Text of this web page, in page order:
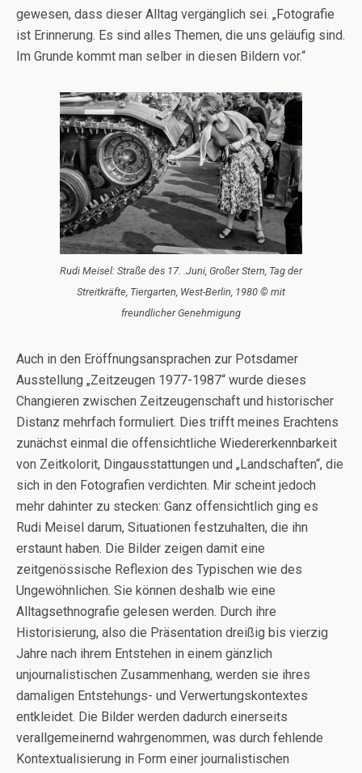
gewesen, dass dieser Alltag vergänglich sei. „Fotografie
ist Erinnerung. Es sind alles Themen, die uns geläufig sind.
Im Grunde kommt man selber in diesen Bildern vor.“
Rudi Meisel: Straße des 17. .Juni, Großer Stern, Tag der
Streitkräfte, Tiergarten, West-Berlin, 1980 © mit
freundlicher Genehmigung
Auch in den Eröffnungsansprachen zur Potsdamer
Ausstellung „Zeitzeugen 1977-1987“ wurde dieses
Changieren zwischen Zeitzeugenschaft und historischer
Distanz mehrfach formuliert. Dies trifft meines Erachtens
zunächst einmal die offensichtliche Wiedererkennbarkeit
von Zeitkolorit, Dingausstattungen und „Landschaften“, die
sich in den Fotografien verdichten. Mir scheint jedoch
mehr dahinter zu stecken: Ganz offensichtlich ging es
Rudi Meisel darum, Situationen festzuhalten, die ihn
erstaunt haben. Die Bilder zeigen damit eine
zeitgenössische Reflexion des Typischen wie des
Ungewöhnlichen. Sie können deshalb wie eine
Alltagsethnografie gelesen werden. Durch ihre
Historisierung, also die Präsentation dreißig bis vierzig
Jahre nach ihrem Entstehen in einem gänzlich
unjournalistischen Zusammenhang, werden sie ihres
damaligen Entstehungs- und Verwertungskontextes
entkleidet. Die Bilder werden dadurch einerseits
verallgemeinernd wahrgenommen, was durch fehlende
Kontextualisierung in Form einer journalistischen